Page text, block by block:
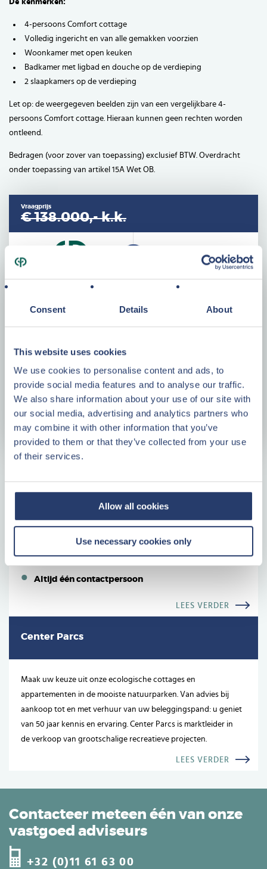
Consent Details About
This website uses cookies
We use cookies to personalise content and ads, to
provide social media features and to analyse our traffic.
We also share information about your use of our site with
our social media, advertising and analytics partners who
may combine it with other information that you’ve
provided to them or that they’ve collected from your use
of their services.
Allow all cookies
Use necessary cookies only
De kenmerken:
4-persoons Comfort cottage
Volledig ingericht en van alle gemakken voorzien
Woonkamer met open keuken
Badkamer met ligbad en douche op de verdieping
2 slaapkamers op de verdieping
Let op: de weergegeven beelden zijn van een vergelijkbare 4-
persoons Comfort cottage. Hieraan kunnen geen rechten worden
ontleend.
Bedragen (voor zover van toepassing) exclusief BTW. Overdracht
onder toepassing van artikel 15A Wet OB.
Vraagprijs
€ 138.000,-k.k.
Specificaties
Bouwjaar
2013
Woonopp.
59,50 m²
Kavelopp.
93 m²
Kamers
3
Energieklasse
C
Waarom investeren in Center Parcs
Vastgoed?
Een tastbare investering
Weten waar uw geld naartoe gaat
Altijd één contactpersoon
LEES VERDER
Center Parcs
Maak uw keuze uit onze ecologische cottages en
appartementen in de mooiste natuurparken. Van advies bij
aankoop tot en met verhuur van uw beleggingspand: u geniet
van 50 jaar kennis en ervaring. Center Parcs is marktleider in
de verkoop van grootschalige recreatieve projecten.
LEES VERDER
Contacteer meteen één van onze
vastgoed adviseurs
+32 (0)11 61 63 00